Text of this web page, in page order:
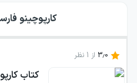
کارپوچینو
3.0 از 1 نظر
کتاب